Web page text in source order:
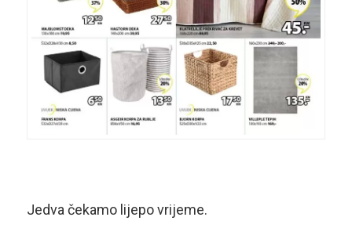
Jedva čekamo lijepo vrijeme.